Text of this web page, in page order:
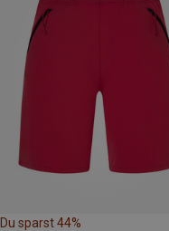
Du sparst 44%